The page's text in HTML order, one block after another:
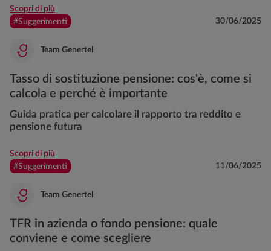
Scopri di più
#Suggerimenti
30/06/2025
Team Genertel
Tasso di sostituzione pensione: cos'è, come si
calcola e perché è importante
Guida pratica per calcolare il rapporto tra reddito e
pensione futura
Scopri di più
#Suggerimenti
11/06/2025
Team Genertel
TFR in azienda o fondo pensione: quale
conviene e come scegliere